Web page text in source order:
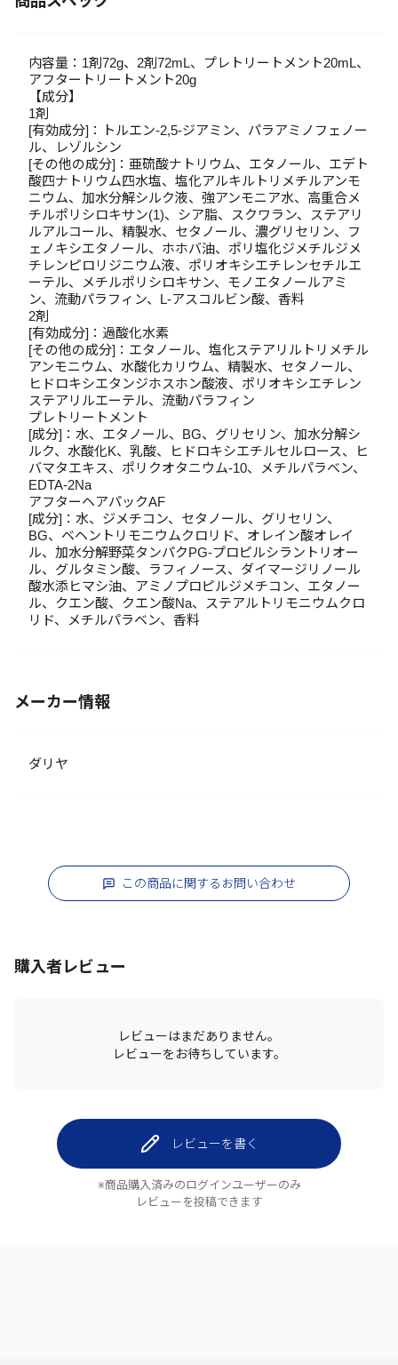
内容量：1剤72g、2剤72mL、プレトリートメント20mL、
アフタートリートメント20g
【成分】
1剤
[有効成分]：トルエン-2,5-ジアミン、パラアミノフェノー
ル、レゾルシン
[その他の成分]：亜硫酸ナトリウム、エタノール、エデト
酸四ナトリウム四水塩、塩化アルキルトリメチルアンモ
ニウム、加水分解シルク液、強アンモニア水、高重合メ
チルポリシロキサン(1)、シア脂、スクワラン、ステアリ
ルアルコール、精製水、セタノール、濃グリセリン、フ
ェノキシエタノール、ホホバ油、ポリ塩化ジメチルジメ
チレンピロリジニウム液、ポリオキシエチレンセチルエ
ーテル、メチルポリシロキサン、モノエタノールアミ
ン、流動パラフィン、L-アスコルビン酸、香料
2剤
[有効成分]：過酸化水素
[その他の成分]：エタノール、塩化ステアリルトリメチル
アンモニウム、水酸化カリウム、精製水、セタノール、
ヒドロキシエタンジホスホン酸液、ポリオキシエチレン
ステアリルエーテル、流動パラフィン
プレトリートメント
[成分]：水、エタノール、BG、グリセリン、加水分解シ
ルク、水酸化K、乳酸、ヒドロキシエチルセルロース、ヒ
バマタエキス、ポリクオタニウム-10、メチルパラベン、
EDTA-2Na
アフターヘアパックAF
[成分]：水、ジメチコン、セタノール、グリセリン、
BG、ベヘントリモニウムクロリド、オレイン酸オレイ
ル、加水分解野菜タンパクPG-プロピルシラントリオー
ル、グルタミン酸、ラフィノース、ダイマージリノール
酸水添ヒマシ油、アミノプロピルジメチコン、エタノー
ル、クエン酸、クエン酸Na、ステアルトリモニウムクロ
リド、メチルパラベン、香料
メーカー情報
ダリヤ
この商品に関するお問い合わせ
購入者レビュー
レビューはまだありません。
レビューをお待ちしています。
レビューを書く
※商品購入済みのログインユーザーのみ
レビューを投稿できます